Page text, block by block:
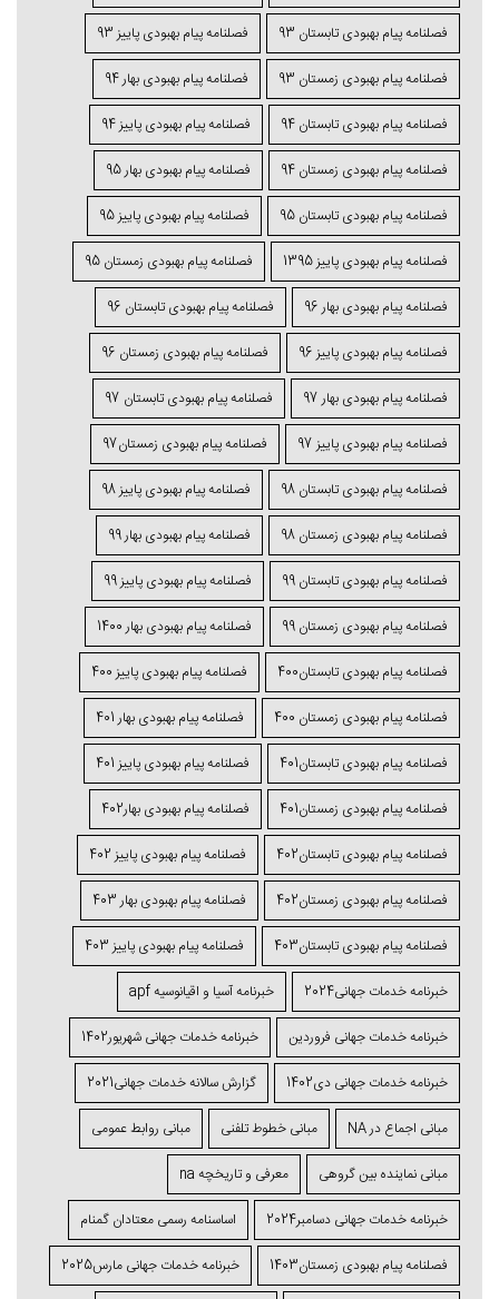
فصلنامه پیام بهبودی تابستان 93 فصلنامه پیام بهبودی پاییز 93
فصلنامه پیام بهبودی زمستان 93 فصلنامه پیام بهبودی بهار 94
فصلنامه پیام بهبودی تابستان 94 فصلنامه پیام بهبودی پاییز 94
فصلنامه پیام بهبودی زمستان 94 فصلنامه پیام بهبودی بهار 95
فصلنامه پیام بهبودی تابستان 95 فصلنامه پیام بهبودی پاییز 95
فصلنامه پیام بهبودی پاییز 1395 فصلنامه پیام بهبودی زمستان 95
فصلنامه پیام بهبودی بهار 96 فصلنامه پیام بهبودی تابستان 96
فصلنامه پیام بهبودی پاییز 96 فصلنامه پیام بهبودی زمستان 96
فصلنامه پیام بهبودی بهار 97 فصلنامه پیام بهبودی تابستان 97
فصلنامه پیام بهبودی پاییز 97 فصلنامه پیام بهبودی زمستان97
فصلنامه پیام بهبودی تابستان 98 فصلنامه پیام بهبودی پاییز 98
فصلنامه پیام بهبودی زمستان 98 فصلنامه پیام بهبودی بهار 99
فصلنامه پیام بهبودی تابستان 99 فصلنامه پیام بهبودی پاییز 99
فصلنامه پیام بهبودی زمستان 99 فصلنامه پیام بهبودی بهار 1400
فصلنامه پیام بهبودی تابستان400 فصلنامه پیام بهبودی پاییز 400
فصلنامه پیام بهبودی زمستان 400 فصلنامه پیام بهبودی بهار 401
فصلنامه پیام بهبودی تابستان401 فصلنامه پیام بهبودی پاییز 401
فصلنامه پیام بهبودی زمستان401 فصلنامه پیام بهبودی بهار402
فصلنامه پیام بهبودی تابستان402 فصلنامه پیام بهبودی پاییز 402
فصلنامه پیام بهبودی زمستان402 فصلنامه پیام بهبودی بهار 403
فصلنامه پیام بهبودی تابستان403 فصلنامه پیام بهبودی پاییز 403
خبرنامه خدمات جهانی2024 خبرنامه آسیا و اقیانوسیه apf
خبرنامه خدمات جهانی فروردین خبرنامه خدمات جهانی شهریور1402
خبرنامه خدمات جهانی دی1402 گزارش سالانه خدمات جهانی2021
مبانی اجماع در NA مبانی خطوط تلفنی مبانی روابط عمومی
مبانی نماینده بین گروهی معرفی و تاریخچه na
خبرنامه خدمات جهانی دسامبر2024 اساسنامه رسمی معتادان گمنام
فصلنامه پیام بهبودی زمستان1403 خبرنامه خدمات جهانی مارس2025